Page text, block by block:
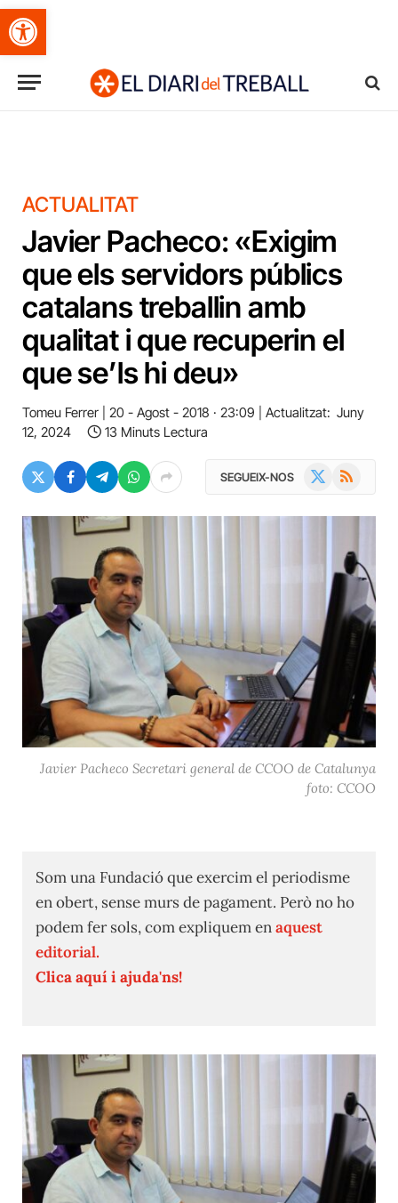
Obre la barra d'eines
ACTUALITAT
Javier Pacheco: «Exigim
que els servidors públics
catalans treballin amb
qualitat i que recuperin el
que se’ls hi deu»
Tomeu Ferrer 20 - Agost - 2018 · 23:09 Actualitzat: Juny
12, 2024
13 Minuts Lectura
SEGUEIX-NOS RSS
Javier Pacheco Secretari general de CCOO de Catalunya
foto: CCOO
Som una Fundació que exercim el periodisme
en obert, sense murs de pagament. Però no ho
podem fer sols, com expliquem enaquest
editorial.
Clica aquí i ajuda'ns!